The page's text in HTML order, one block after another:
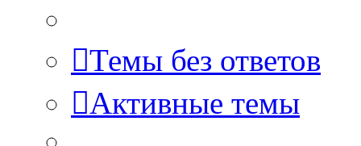
Темы без ответов
Активные темы